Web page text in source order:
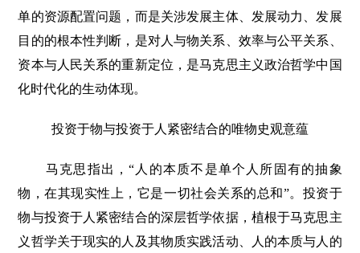
单的资源配置问题，而是关涉发展主体、发展动力、发展
目的的根本性判断，是对人与物关系、效率与公平关系、
资本与人民关系的重新定位，是马克思主义政治哲学中国
化时代化的生动体现。
投资于物与投资于人紧密结合的唯物史观意蕴
马克思指出，“人的本质不是单个人所固有的抽象
物，在其现实性上，它是一切社会关系的总和”。投资于
物与投资于人紧密结合的深层哲学依据，植根于马克思主
义哲学关于现实的人及其物质实践活动、人的本质与人的